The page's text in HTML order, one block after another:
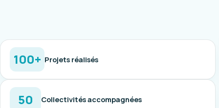
100+ Projets réalisés
50 Collectivités accompagnées